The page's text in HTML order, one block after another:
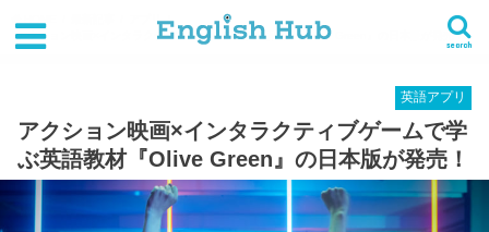
search
アプリ
アクション映画×インタラクティブゲームで学ぶ英語教材『Olive Green』の日本版が発売！
英語アプリ
アクション映画×インタラクティブゲームで学
ぶ英語教材『Olive Green』の日本版が発売！